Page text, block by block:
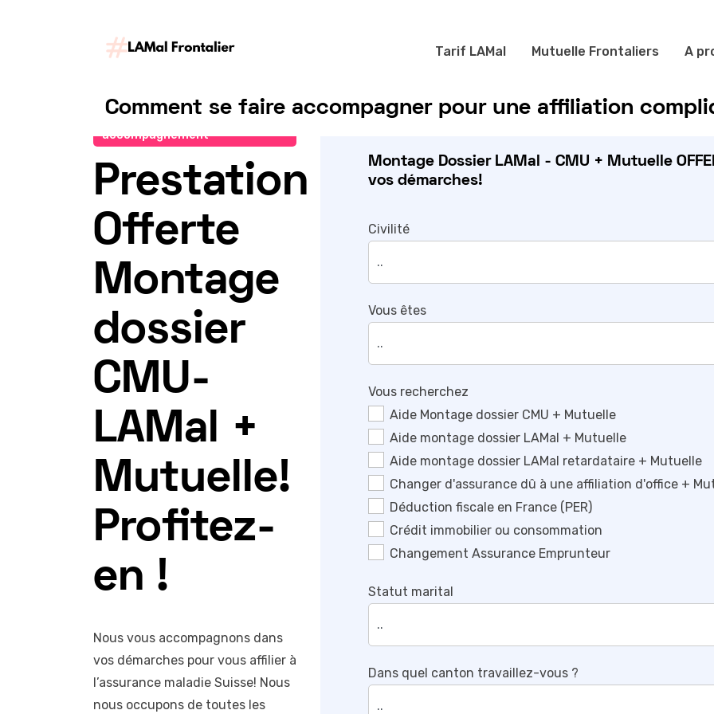
Tarif LAMal Mutuelle Frontaliers A
Comment se faire accompagner pour une affiliation
Demander un
accompagnement
Prestation
Offerte
Montage
dossier
CMU-
LAMal +
Mutuelle!
Profitez-
en !
Nous vous accompagnons dans
vos démarches pour vous affilier à
l’assurance maladie Suisse! Nous
nous occupons de toutes les
Montage Dossier LAMal - CMU + Mutuelle
vos démarches!
Civilité
Vous êtes
Vous recherchez
Aide Montage dossier CMU + Mutuelle
Aide montage dossier LAMal + Mutuelle
Aide montage dossier LAMal retardataire + Mutuelle
Changer d'assurance dû à une affiliation d'office +
Déduction fiscale en France (PER)
Crédit immobilier ou consommation
Changement Assurance Emprunteur
Statut marital
Dans quel canton travaillez-vous ?